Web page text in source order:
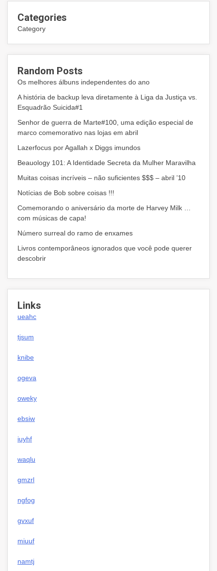
Categories
Category
Random Posts
Os melhores álbuns independentes do ano
A história de backup leva diretamente à Liga da Justiça vs.
Esquadrão Suicida#1
Senhor de guerra de Marte#100, uma edição especial de
marco comemorativo nas lojas em abril
Lazerfocus por Agallah x Diggs imundos
Beauology 101: A Identidade Secreta da Mulher Maravilha
Muitas coisas incríveis – não suficientes $$$ – abril ’10
Notícias de Bob sobre coisas !!!
Comemorando o aniversário da morte de Harvey Milk …
com músicas de capa!
Número surreal do ramo de enxames
Livros contemporâneos ignorados que você pode querer
descobrir
Links
ueahc
tjsum
knibe
ogeva
oweky
ebsiw
iuyhf
waqlu
gmzrl
ngfog
gvxuf
miuuf
namtj